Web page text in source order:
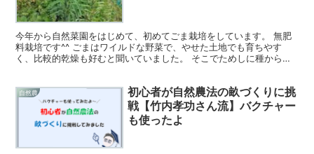
今年から自然菜園をはじめて、初めてごま栽培をしています。 無肥
料栽培です^^ ごまはワイルドな野菜で、やせた土地でも育ちやす
く、比較的乾燥も好むと聞いていました。 そこでためしに種から育
自然農
初心者が自然農法の畝づくりに挑
戦【竹内孝功さん流】バクチャー
も使ったよ